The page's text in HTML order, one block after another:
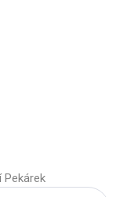
Pekárek